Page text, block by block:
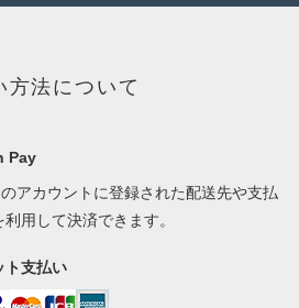
方法について
Pay
アカウントに登録された配送先や支払
利用して決済できます。
ト支払い